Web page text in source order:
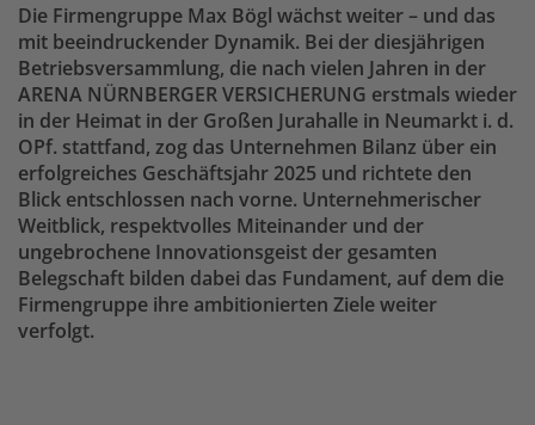
Die Firmengruppe Max Bögl wächst weiter – und das
mit beeindruckender Dynamik. Bei der diesjährigen
Betriebsversammlung, die nach vielen Jahren in der
ARENA NÜRNBERGER VERSICHERUNG erstmals wieder
in der Heimat in der Großen Jurahalle in Neumarkt i. d.
OPf. stattfand, zog das Unternehmen Bilanz über ein
erfolgreiches Geschäftsjahr 2025 und richtete den
Blick entschlossen nach vorne. Unternehmerischer
Weitblick, respektvolles Miteinander und der
ungebrochene Innovationsgeist der gesamten
Belegschaft bilden dabei das Fundament, auf dem die
Firmengruppe ihre ambitionierten Ziele weiter
verfolgt.